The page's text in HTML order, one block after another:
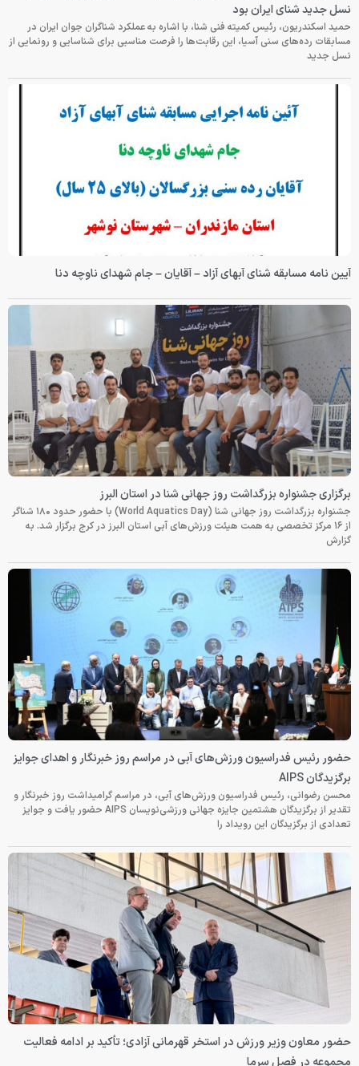
نسل جدید شنای ایران بود
حمید اسکندریون، رئیس کمیته فنی شنا، با اشاره به عملکرد شناگران جوان ایران در
مسابقات رده‌های سنی آسیا، این رقابت‌ها را فرصت مناسبی برای شناسایی و رونمایی از
نسل جدید
آیین نامه مسابقه شنای آبهای آزاد – آقایان – جام شهدای ناوچه دنا
برگزاری جشنواره بزرگداشت روز جهانی شنا در استان البرز
جشنواره بزرگداشت روز جهانی شنا (World Aquatics Day) با حضور حدود ۱۸۰ شناگر
از ۱۶ مرکز تخصصی به همت هیئت ورزش‌های آبی استان البرز در کرج برگزار شد. به
گزارش
حضور رئیس فدراسیون ورزش‌های آبی در مراسم روز خبرنگار و اهدای جوایز
برگزیدگان AIPS
محسن رضوانی، رئیس فدراسیون ورزش‌های آبی، در مراسم گرامیداشت روز خبرنگار و
تقدیر از برگزیدگان هشتمین جایزه جهانی ورزشی‌نویسان AIPS حضور یافت و جوایز
تعدادی از برگزیدگان این رویداد را
حضور معاون وزیر ورزش در استخر قهرمانی آزادی؛ تأکید بر ادامه فعالیت